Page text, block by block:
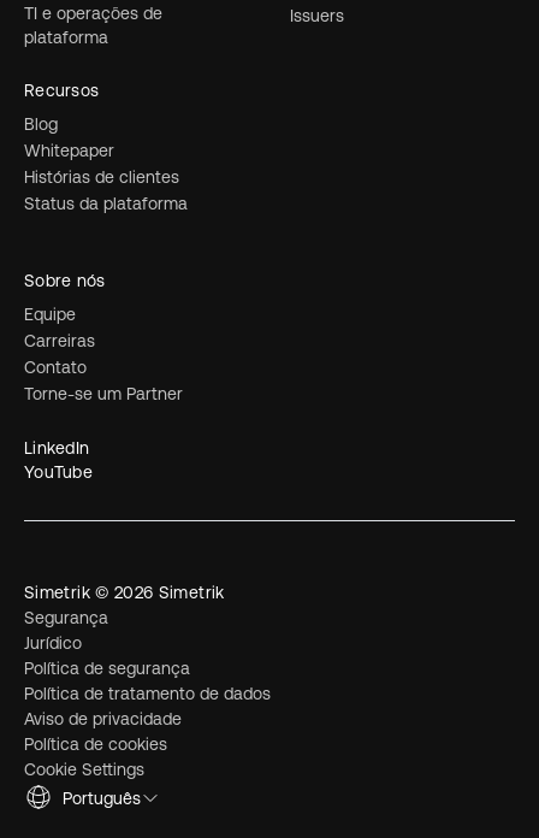
Issuers
TI e operações de
plataforma
Recursos
Blog
Whitepaper
Histórias de clientes
Status da plataforma
Sobre nós
Equipe
Carreiras
Contato
Torne-se um Partner
LinkedIn
YouTube
Simetrik © 2026 Simetrik
Segurança
Jurídico
Política de segurança
Política de tratamento de dados
Aviso de privacidade
Política de cookies
Cookie Settings
Português